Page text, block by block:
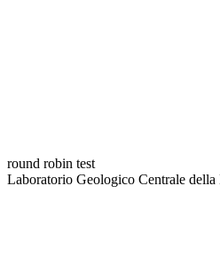
round robin test
Laboratorio Geologico Centrale